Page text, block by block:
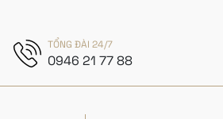
TỔNG ĐÀI 24/7
0946 21 77 88